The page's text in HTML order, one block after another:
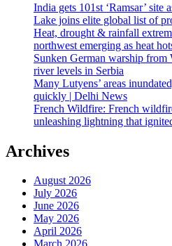
India gets 101st ‘Ramsar’ site
Lake joins elite global list of
Heat, drought & rainfall
northwest emerging as heat
Sunken German warship
river levels in Serbia
Many Lutyens’ areas
quickly | Delhi News
French Wildfire: French
unleashing lightning that
Archives
August 2026
July 2026
June 2026
May 2026
April 2026